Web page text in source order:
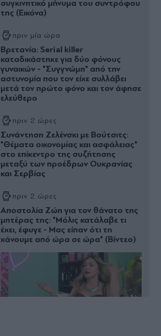
συγκινητικό μήνυμα του συντρόφου
της (Εικόνα)
πριν μία ώρα
Βρετανία: Serial killer
καταδικάστηκε για δύο φόνους
γυναικών - "Συγγνώμη" από την
αστυνομία που τον είχε συλλάβει
μετά τον πρώτο φόνο και τον άφησε
ελεύθερο
πριν 2 ώρες
Συνάντηση Ζελένσκι με Βούτσιτς:
"Θέματα οικονομίας και ασφάλειας"
στο επίκεντρο της συζήτησης
μεταξύ των προέδρων Ουκρανίας
και Σερβίας
πριν 2 ώρες
Αποστολία Ζώη για τον θάνατο της
μητέρας της: "Μόλις κατάλαβε τι
έχει, έφυγε - Μας είπαν ότι τη
χάνουμε από ώρα σε ώρα" (Βίντεο)